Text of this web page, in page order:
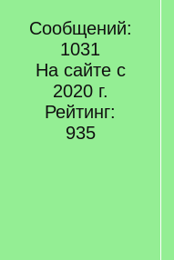
Сообщений:
1031
На сайте с
2020 г.
Рейтинг:
935